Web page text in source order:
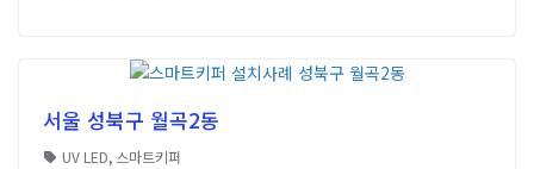
서울 성북구 월곡2동
UV LED, 스마트키퍼